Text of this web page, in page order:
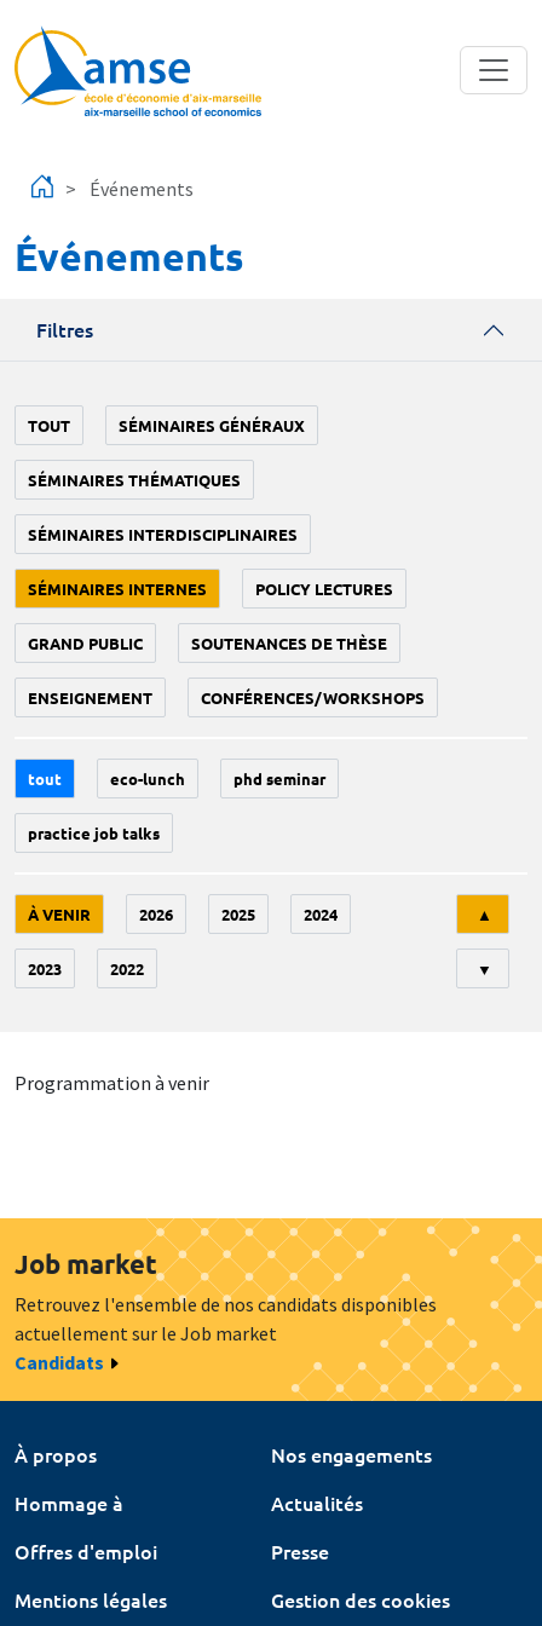
Événements
Événements
Filtres
TOUT SÉMINAIRES GÉNÉRAUX
SÉMINAIRES THÉMATIQUES
SÉMINAIRES INTERDISCIPLINAIRES
SÉMINAIRES INTERNES POLICY LECTURES
GRAND PUBLIC SOUTENANCES DE THÈSE
ENSEIGNEMENT CONFÉRENCES/WORKSHOPS
tout eco-lunch phd seminar
practice job talks
À VENIR 2026 2025 2024
2023 2022
▲
▼
Programmation à venir
Job market
Retrouvez l'ensemble de nos candidats disponibles
actuellement sur le Job market
Candidats
À propos
Nos engagements
Hommage à
Actualités
Offres d'emploi
Presse
Mentions légales
Gestion des cookies